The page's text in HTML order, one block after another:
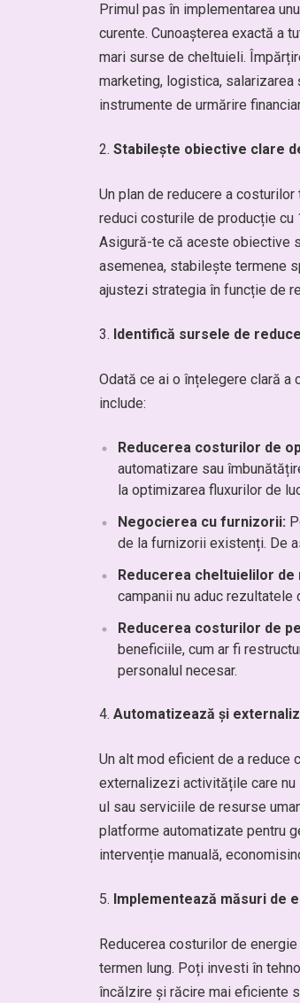
Primul pas în implementarea
curente. Cunoașterea exactă a
mari surse de cheltuieli.
marketing, logistica,
instrumente de urmărire
Stabilește obiective clare
Un plan de reducere a
reduci costurile de producție cu
Asigură-te că aceste obiective
asemenea, stabilește termene
ajustezi strategia în funcție de
Identifică sursele de
Odată ce ai o înțelegere clară
include:
Reducerea costurilor de
automatizare sau
la optimizarea fluxurilor de
Negocierea cu furnizorii:
de la furnizorii existenți. De
Reducerea cheltuielilor de
campanii nu aduc
Reducerea costurilor de
beneficiile, cum ar fi
personalul necesar.
Automatizează și
Un alt mod eficient de a
externalizezi activitățile care nu
ul sau serviciile de resurse
platforme automatizate pentru
intervenție manuală,
Implementează măsuri de
Reducerea costurilor de
termen lung. Poți investi în
încălzire și răcire mai eficiente